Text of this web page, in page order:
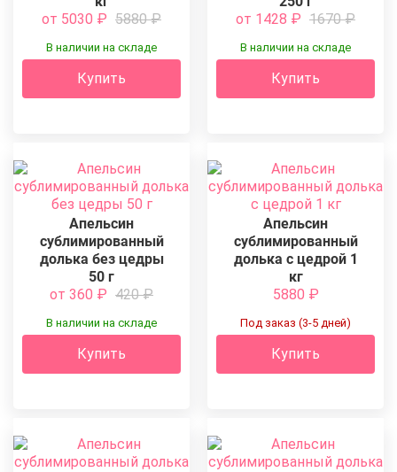
от 5030 ₽ 5880₽
В наличии на складе
Купить
от 1428 ₽ 1670₽
В наличии на складе
Купить
Апельсин
сублимированный
долька без цедры
50 г
от 360 ₽ 420₽
В наличии на складе
Купить
Апельсин
сублимированный
долька с цедрой 1
кг
5880 ₽
Под заказ (3-5 дней)
Купить